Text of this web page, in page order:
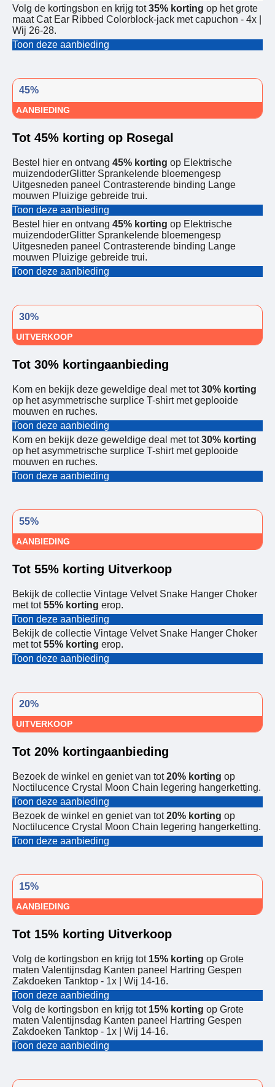
Volg de kortingsbon en krijg tot35% korting op het grote
maat Cat Ear Ribbed Colorblock-jack met capuchon - 4x |
Wij 26-28.
Toon deze aanbieding
45%
AANBIEDING
Tot 45% korting op Rosegal
Bestel hier en ontvang 45% korting op Elektrische
muizendoderGlitter Sprankelende bloemengesp
Uitgesneden paneel Contrasterende binding Lange
mouwen Pluizige gebreide trui.
Toon deze aanbieding
Bestel hier en ontvang 45% korting op Elektrische
muizendoderGlitter Sprankelende bloemengesp
Uitgesneden paneel Contrasterende binding Lange
mouwen Pluizige gebreide trui.
Toon deze aanbieding
30%
UITVERKOOP
Tot 30% kortingaanbieding
Kom en bekijk deze geweldige deal met tot30% korting
op het asymmetrische surplice T-shirt met geplooide
mouwen en ruches.
Toon deze aanbieding
Kom en bekijk deze geweldige deal met tot30% korting
op het asymmetrische surplice T-shirt met geplooide
mouwen en ruches.
Toon deze aanbieding
55%
AANBIEDING
Tot 55% korting Uitverkoop
Bekijk de collectie Vintage Velvet Snake Hanger Choker
met tot55% korting erop.
Toon deze aanbieding
Bekijk de collectie Vintage Velvet Snake Hanger Choker
met tot55% korting erop.
Toon deze aanbieding
20%
UITVERKOOP
Tot 20% kortingaanbieding
Bezoek de winkel en geniet van tot20% korting op
Noctilucence Crystal Moon Chain legering hangerketting.
Toon deze aanbieding
Bezoek de winkel en geniet van tot20% korting op
Noctilucence Crystal Moon Chain legering hangerketting.
Toon deze aanbieding
15%
AANBIEDING
Tot 15% korting Uitverkoop
Volg de kortingsbon en krijg tot 15% korting op Grote
maten Valentijnsdag Kanten paneel Hartring Gespen
Zakdoeken Tanktop - 1x | Wij 14-16.
Toon deze aanbieding
Volg de kortingsbon en krijg tot 15% korting op Grote
maten Valentijnsdag Kanten paneel Hartring Gespen
Zakdoeken Tanktop - 1x | Wij 14-16.
Toon deze aanbieding